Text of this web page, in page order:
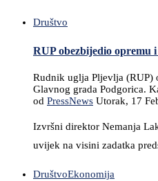
Društvo
RUP obezbijedio opremu
Rudnik uglja Pljevlja (RUP)
Glavnog grada Podgorica.
od PressNews Utorak, 17
Izvršni direktor Nemanja
uvijek na visini zadatka
DruštvoEkonomija